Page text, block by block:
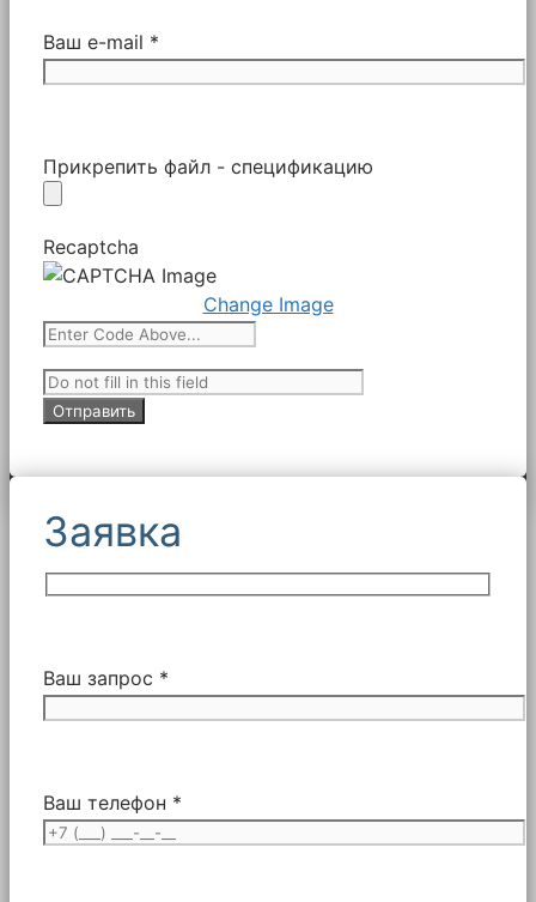
Ваш e-mail *
Прикрепить файл - спецификацию
Recaptcha
Change Image
Заявка
Ваш запрос *
Ваш телефон *